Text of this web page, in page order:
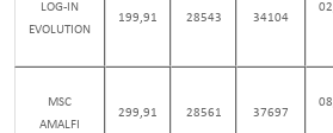
LOG-IN
EVOLUTION
199,91 28543 34104
MSC
AMALFI
299,91 28561 37697